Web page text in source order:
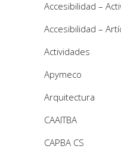
Accesibilidad –
Accesibilidad –
Actividades
Apymeco
Arquitectura
CAAITBA
CAPBA CS